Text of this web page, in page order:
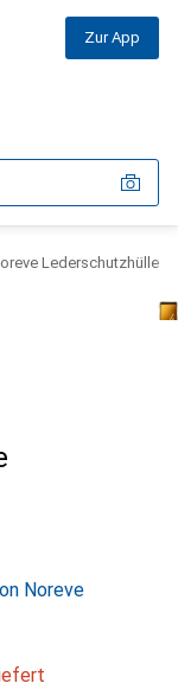
Zur App
Lederschutzhülle
Noreve